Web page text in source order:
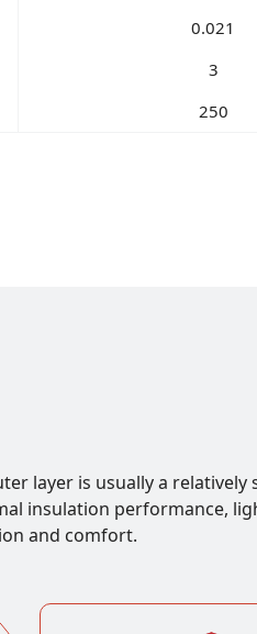
0.021
3
250
layer is usually a relatively
insulation performance,
and comfort.